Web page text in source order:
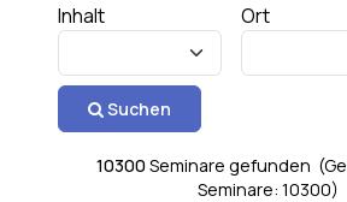
Inhalt Ort
Suchen
10300 Seminare gefunden
Seminare: 10300)